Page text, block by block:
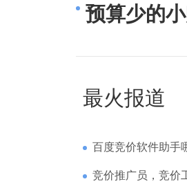
预算少的
最火报道
百度竞价软件助手哪家好
竞价推广员，竞价工作有